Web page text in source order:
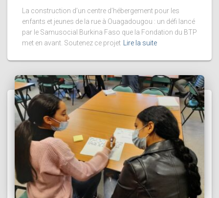
La construction d’un centre d’hébergement pour les
enfants et jeunes de la rue à Ouagadougou : un défi lancé
par le Samusocial Burkina Faso que la Fondation du BTP
met en avant. Soutenez ce projet Lire la suite